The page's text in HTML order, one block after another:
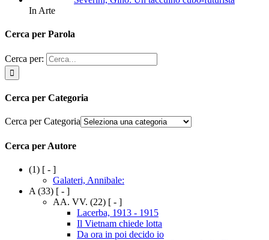
In Arte
Cerca per Parola
Cerca per:
Cerca per Categoria
Cerca per Categoria
Cerca per Autore
(1) [ - ]
Galateri, Annibale:
A (33) [ - ]
AA. VV. (22) [ - ]
Lacerba, 1913 - 1915
Il Vietnam chiede lotta
Da ora in poi decido io